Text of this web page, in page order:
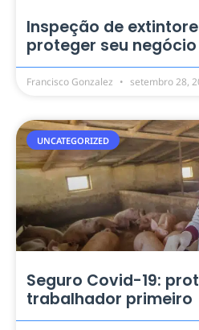
Inspeção de
proteger seu negócio
Francisco Gonzalez setembro 28,
UNCATEGORIZED
Seguro Covid-19:
trabalhador primeiro